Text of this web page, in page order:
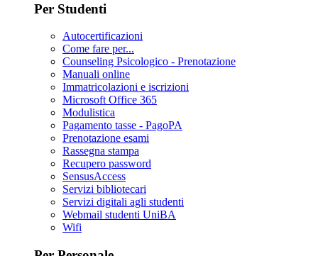
Per Studenti
Autocertificazioni
Come fare per...
Counseling Psicologico - Prenotazione
Manuali online
Immatricolazioni e iscrizioni
Microsoft Office 365
Modulistica
Pagamento tasse - PagoPA
Prenotazione esami
Rassegna stampa
Recupero password
SensusAccess
Servizi bibliotecari
Servizi digitali agli studenti
Webmail studenti UniBA
Wifi